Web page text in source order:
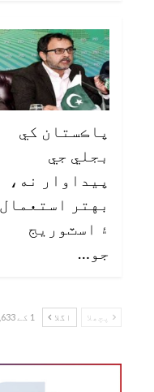
پاڪستان کي
بجلي جي
پيداوار نه،
بهتر استعمال
۽ اسٽوريج
جو…
پچھلا اگلا 1 کے 2,633